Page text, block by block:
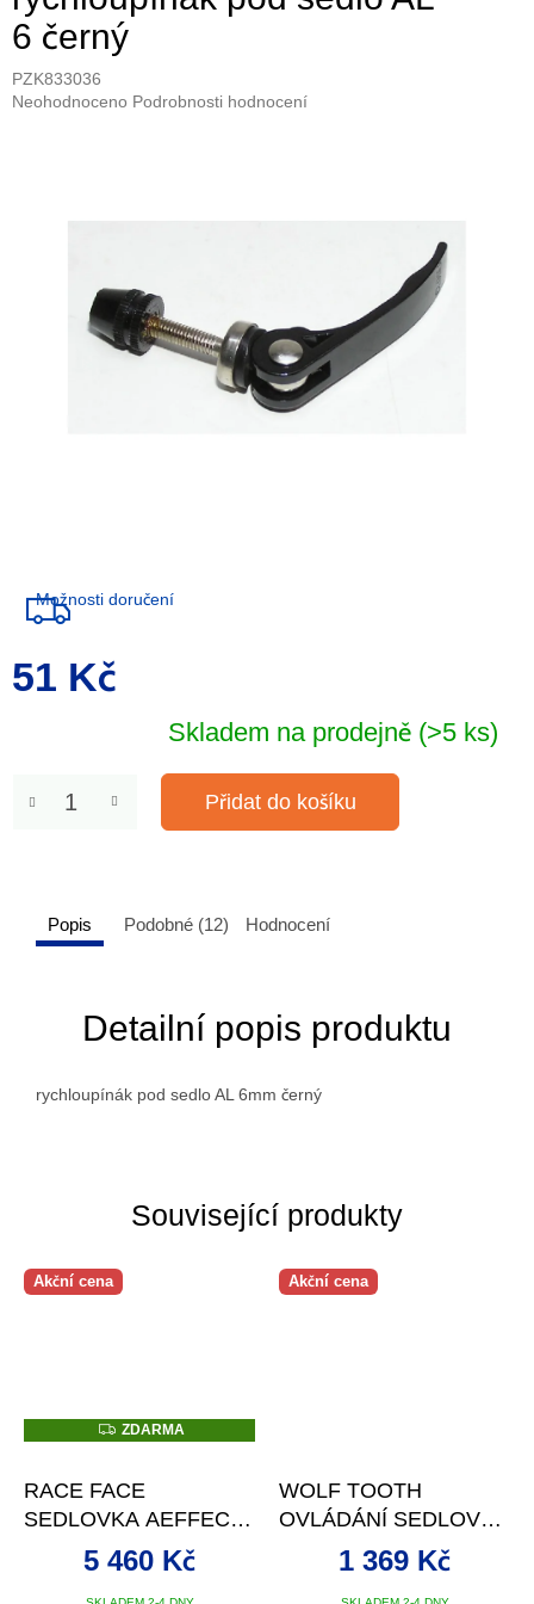
6 černý
PZK833036
Průměrné
Neohodnoceno Podrobnosti hodnocení
51 Kč
Měrná
cena:
Skladem na prodejně (>5 ks)
Možnosti doručení
Přidat do košíku
Související produkty
Akční cena
Z
D
M
A
ZDARMA
RACE FACE
SEDLOVKA AEFFECT-
R DROPPER POST
30,9X425X150 ČERNÁ,
5 460 Kč
Akční cena
WOLF TOOTH
OVLÁDÁNÍ SEDLOVKY
REMOTE PRO
SHIMANO IS-II
1 369 Kč
Popis Podobné (12) Hodnocení
Detailní popis produktu
rychloupínák pod sedlo AL 6mm černý